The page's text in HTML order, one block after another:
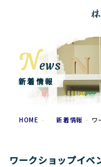
News
新着情報
HOME 新着情報 ワ
ワークショップイベ